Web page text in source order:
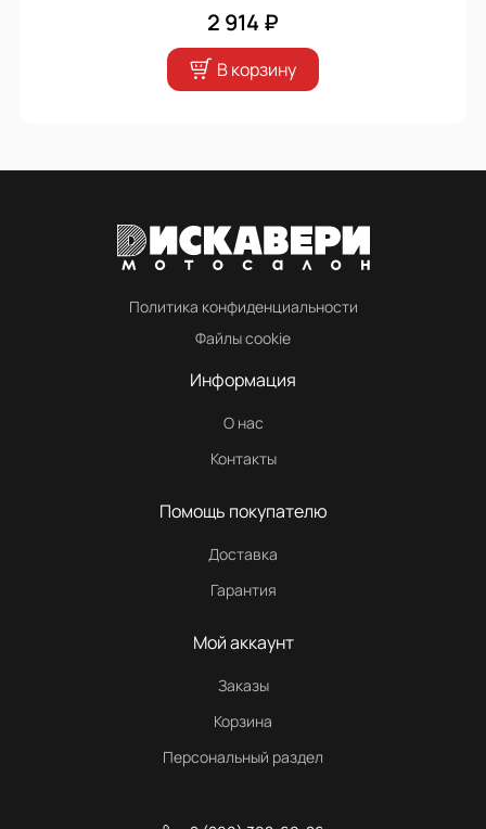
2 914 ₽
В корзину
Политика конфиденциальности
Файлы cookie
Информация
О нас
Контакты
Помощь покупателю
Доставка
Гарантия
Мой аккаунт
Заказы
Корзина
Персональный раздел